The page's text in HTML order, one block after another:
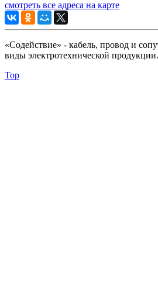
смотреть все адреса на карте
«Содействие» - кабель, провод и
виды электротехнической
Top